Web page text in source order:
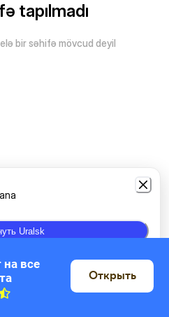
tapılmadı
bir səhifə mövcud deyil
Uralsk
все
Открыть